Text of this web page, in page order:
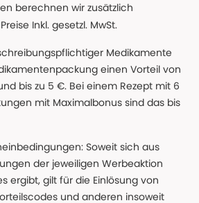
berechnen wir zusätzlich
Inkl. gesetzl. MwSt.
Medikamente
einen Vorteil von
bis zu 5 €. Bei einem Rezept mit 6
mit Maximalbonus sind das bis
Soweit sich aus
der jeweiligen Werbeaktion
ergibt, gilt für die Einlösung von
und anderen insoweit